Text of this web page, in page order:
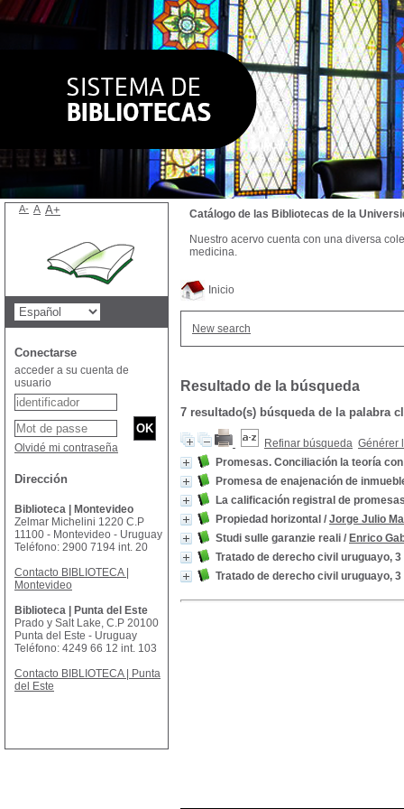
Inicio
New search
Resultado de la búsqueda
7 resultado(s) búsqueda de la palabra
Refinar búsqueda Générer
Promesas. Conciliación la teoría
Promesa de enajenación de
La calificación registral de
Propiedad horizontal / Jorge Julio
Studi sulle garanzie reali / Enrico
Tratado de derecho civil uruguayo,
Tratado de derecho civil uruguayo,
Catálogo de las Bibliotecas de la
Nuestro acervo cuenta con una diversa
medicina.
A- A A+
Conectarse
acceder a su cuenta de
usuario
Olvidé mi contraseña
Dirección
Biblioteca | Montevideo
Zelmar Michelini 1220 C.P
11100 - Montevideo - Uruguay
Teléfono: 2900 7194 int. 20
Contacto BIBLIOTECA |
Montevideo
Biblioteca | Punta del Este
Prado y Salt Lake, C.P 20100
Punta del Este - Uruguay
Teléfono: 4249 66 12 int. 103
Contacto BIBLIOTECA | Punta
del Este